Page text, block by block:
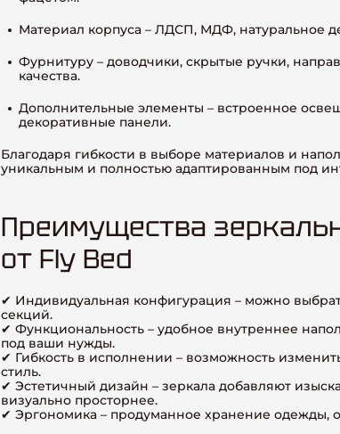
Материал корпуса – ЛДСП, МДФ, натуральное
Фурнитуру – доводчики, скрытые ручки,
качества.
Дополнительные элементы – встроенное
декоративные панели.
Благодаря гибкости в выборе материалов и
уникальным и полностью адаптированным под
Преимущества
от Fly Bed
✔ Индивидуальная конфигурация – можно
секций.
✔ Функциональность – удобное внутреннее
под ваши нужды.
✔ Гибкость в исполнении – возможность
стиль.
✔ Эстетичный дизайн – зеркала добавляют
визуально просторнее.
✔ Эргономика – продуманное хранение одежды,